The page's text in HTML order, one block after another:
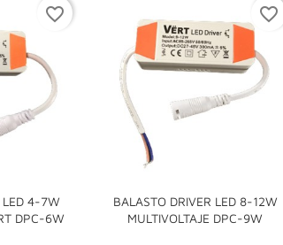
3" ACODADA 12PTS URREA
3" Acodada 12Pts Urrea
LLAVE DE
Llave De
LED 4-7W
DPC-6W
favorite_border
BALASTO DRIVER LED 8-12W
MULTIVOLTAJE DPC-9W

favorite_border